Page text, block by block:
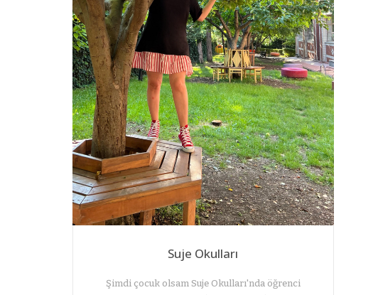
Suje Okulları
Şimdi çocuk olsam Suje Okulları'nda öğrenci